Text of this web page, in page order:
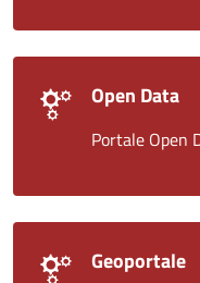
Open Data
Portale Open
Geoportale